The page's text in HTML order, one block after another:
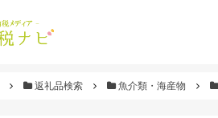
返礼品検索 魚介類・海産物